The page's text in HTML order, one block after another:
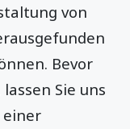
von
Bevor
Sie uns
einer